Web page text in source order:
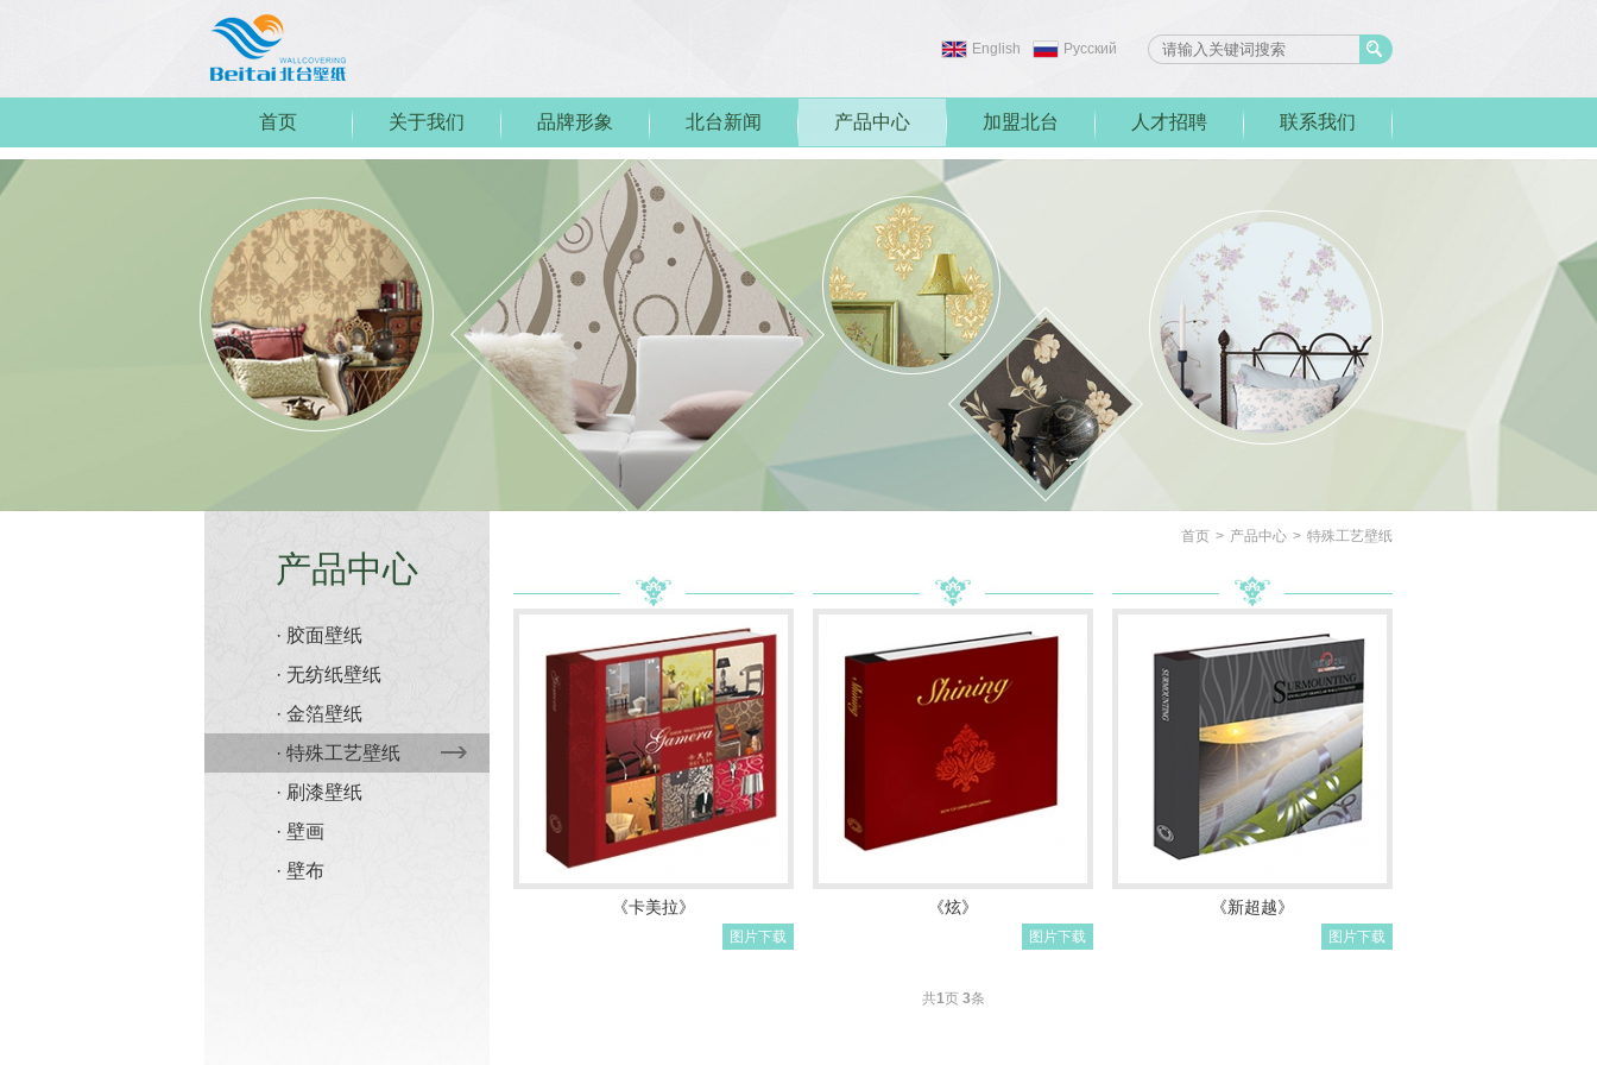
English Pусский
首页 关于我们 品牌形象 北台新闻 产品中心 加盟北台 人才招聘 联系我们
产品中心
· 胶面壁纸
· 无纺纸壁纸
· 金箔壁纸
· 特殊工艺壁纸
· 刷漆壁纸
· 壁画
· 壁布
首页 > 产品中心 > 特殊工艺壁纸
《卡美拉》
图片下载
《炫》
图片下载
《新超越》
图片下载
共1页 3条